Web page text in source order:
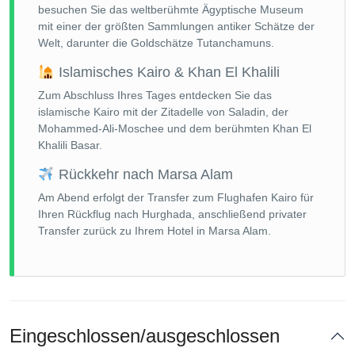
besuchen Sie das weltberühmte Ägyptische Museum
mit einer der größten Sammlungen antiker Schätze der
Welt, darunter die Goldschätze Tutanchamuns.
Islamisches Kairo & Khan El Khalili
Zum Abschluss Ihres Tages entdecken Sie das
islamische Kairo mit der Zitadelle von Saladin, der
Mohammed-Ali-Moschee und dem berühmten Khan El
Khalili Basar.
Rückkehr nach Marsa Alam
Am Abend erfolgt der Transfer zum Flughafen Kairo für
Ihren Rückflug nach Hurghada, anschließend privater
Transfer zurück zu Ihrem Hotel in Marsa Alam.
Eingeschlossen/ausgeschlossen